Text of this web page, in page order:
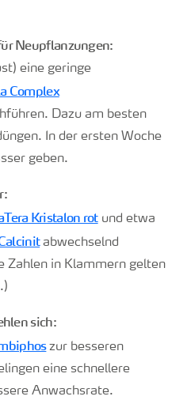
Neupflanzungen:
eine geringe
Complex
Dazu am besten
In der ersten Woche
geben.
Kristalon rotund etwa
abwechselnd
Zahlen in Klammern gelten
sich:
zur besseren
eine schnellere
Anwachsrate.